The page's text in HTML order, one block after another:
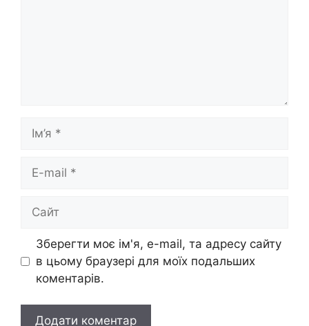
mail
Зберегти моє ім'я, e-mail, та адресу сайту
в цьому браузері для моїх подальших
коментарів.